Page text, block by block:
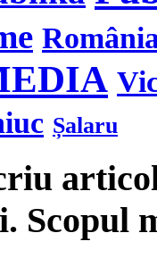
Șalaru
Scopul